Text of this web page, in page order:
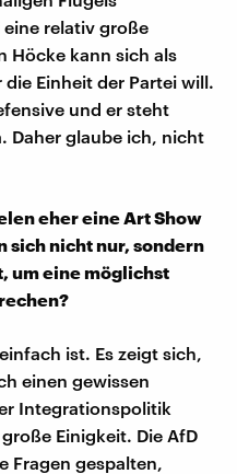
relativ große
Höcke kann sich als
Einheit der Partei will.
und er steht
Daher glaube ich, nicht
eher eine Art Show
sich nicht nur, sondern
um eine möglichst
ist. Es zeigt sich,
einen gewissen
Integrationspolitik
Einigkeit. Die AfD
Fragen gespalten,